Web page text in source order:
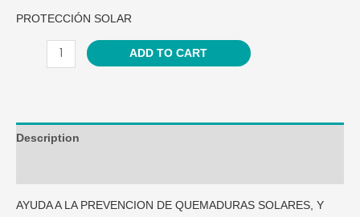
PROTECCIÓN SOLAR
BAGOVIT
SOLAR
200ML
ADD TO CART
Description
AYUDA A LA PREVENCION DE QUEMADURAS SOLARES, Y